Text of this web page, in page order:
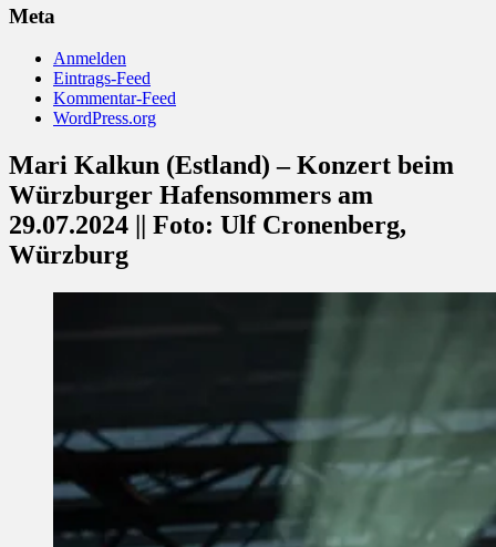
Meta
Anmelden
Eintrags-Feed
Kommentar-Feed
WordPress.org
Mari Kalkun (Estland) – Konzert beim
Würzburger Hafensommers am
29.07.2024 || Foto: Ulf Cronenberg,
Würzburg